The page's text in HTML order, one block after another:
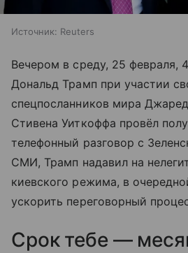
Источник: Reuters
Вечером в среду, 25 февраля,
Дональд Трамп при участии
спецпосланников мира
Стивена Уиткоффа провёл
телефонный разговор с
СМИ, Трамп надавил на
киевского режима, в
ускорить переговорный
Срок тебе —